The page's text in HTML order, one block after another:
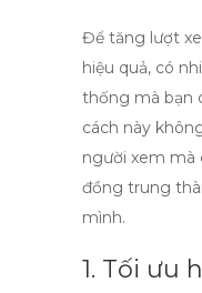
Để tăng lượt
hiệu quả, có
thống mà bạn
cách này
người xem mà
đồng trung
mình.
1. Tối ưu